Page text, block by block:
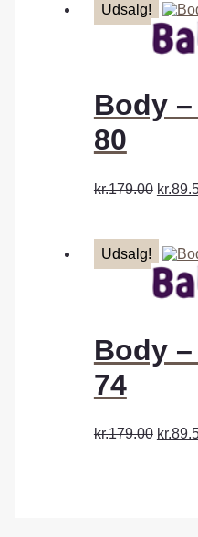
Udsalg!
Body
80
kr.179.00
Udsalg!
Body
74
kr.179.00